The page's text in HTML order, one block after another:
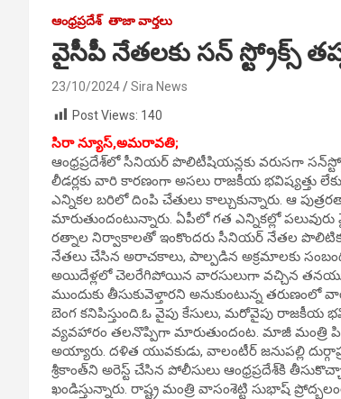
ఆంధ్రప్రదేశ్ తాజా వార్తలు
వైసీపీ నేతలకు సన్ స్ట్రోక్స్
23/10/2024
Sira News
Post Views: 140
సిరా న్యూస్,అమరావతి;
ఆంధ్రప్రదేశ్‌లో సీనియర్ పొలిటీషియన్లకు వరుసగా
లీడర్లకు వారి కారణంగా అసలు రాజకీయ భవిష్యత్తు
ఎన్నికల బరిలో దింపి చేతులు కాల్చుకున్నారు. ఆ
మారుతుందంటున్నారు. ఏపీలో గత ఎన్నికల్లో
రత్నాల నిర్వాకాలతో ఇంకొందరు సీనియర్ నేతల పొలిటికల్
నేతలు చేసిన అరాచకాలు, పాల్పడిన అక్రమాలకు
అయిదేళ్లలో చెలరేగిపోయిన వారసులుగా వచ్చిన
ముందుకు తీసుకువెళ్తారని అనుకుంటున్న
బెంగ కనిపిస్తుంది.ఓ వైపు కేసులు, మరోవైపు రాజకీయ
వ్యవహారం తలనొప్పిగా మారుతుందంట. మాజీ మంత్రి
అయ్యారు. దళిత యువకుడు, వాలంటీర్‌ జనుపల్లి
శ్రీకాంత్‌ని అరెస్ట్ చేసిన పోలీసులు ఆంధ్రప్రదేశ్‌కి
ఖండిస్తున్నారు. రాష్ట్ర మంత్రి వాసంశెట్టి సుభాష్